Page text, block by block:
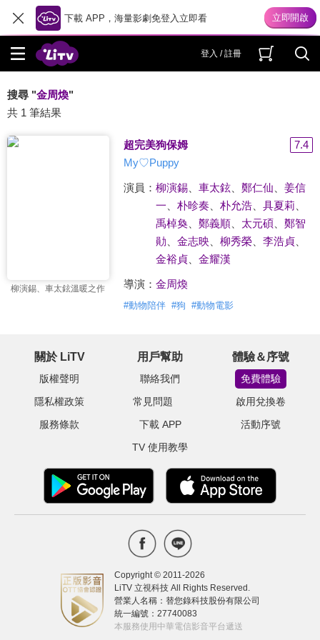
下載 APP，海量影劇免登入立即看
登入 / 註冊
搜尋 "金周煥"
共 1 筆結果
柳演錫、車太鉉溫暖之作
超完美狗保姆
7.4
My♡Puppy
演員： 柳演錫、 車太鉉、 鄭仁仙
姜信
一
朴昣奏 朴允浩、 具夏莉
禹棹奐、 鄭義順、 太元碩、 鄭智
勛
金志映、 柳秀榮、 李浩貞、
金裕貞、 金耀漢
導演： 金周煥
#動物陪伴 #狗 #動物電影
關於 LiTV
版權聲明
隱私權政策
服務條款
用戶幫助
聯絡我們
常見問題
下載 APP
TV 使用教學
體驗＆序號
免費體驗
啟用兌換卷
活動序號
Copyright © 2011-2026
LiTV 立視科技 All Rights Reserved.
營業人名稱：替您錄科技股份有限公司
統一編號：27740083
本服務使用中華電信影音平台遞送